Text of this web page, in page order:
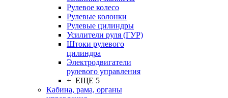
Рулевое колесо
Рулевые колонки
Рулевые цилиндры
Усилители руля (ГУР)
Штоки рулевого
цилиндра
Электродвигатели
рулевого управления
+ ЕЩЕ 5
Кабина, рама, органы